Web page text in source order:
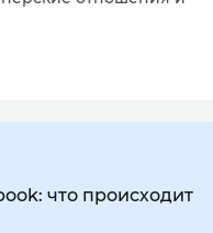
что происходит